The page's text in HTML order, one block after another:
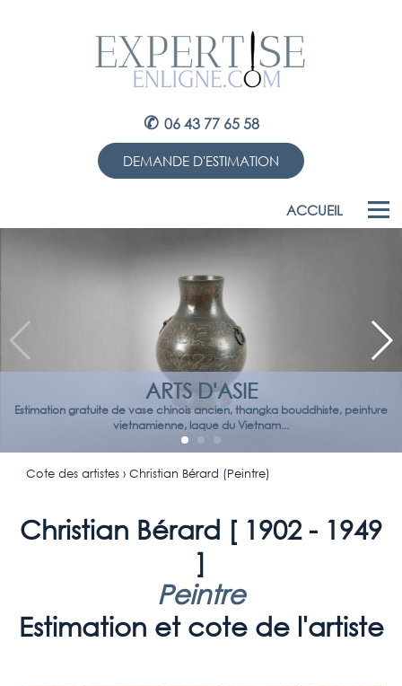
✆ 06 43 77 65 58
DEMANDE D'ESTIMATION
ACCUEIL
ARTS D'ASIE
Estimation gratuite de vase chinois ancien, thangka bouddhiste, peinture
vietnamienne, laque du Vietnam...
Cote des artistes› Christian Bérard (Peintre)
Christian Bérard [ 1902 - 1949
]
Peintre
Estimation et cote de l'artiste